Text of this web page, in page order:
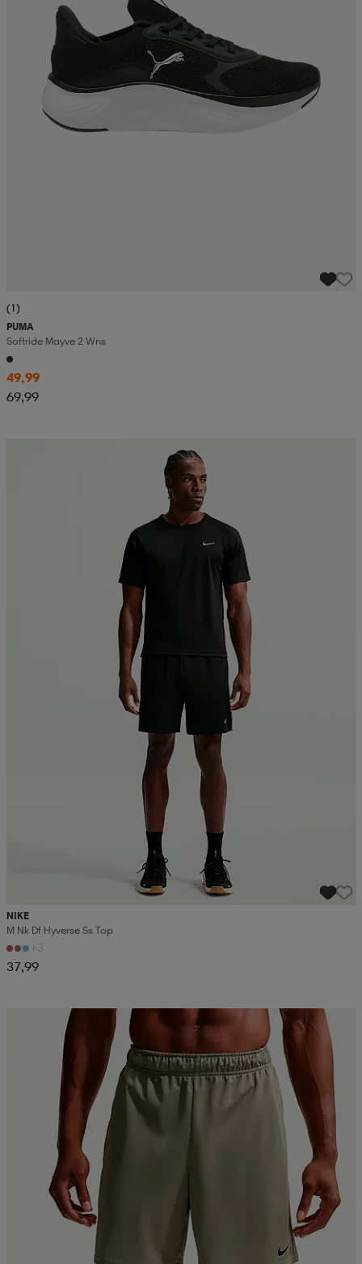
(1)
PUMA
Softride Mayve 2 Wns
49,99
69,99
NIKE
M Nk Df Hyverse Ss Top
+3
37,99